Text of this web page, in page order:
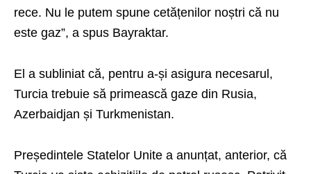
rece. Nu le putem spune cetățenilor noștri că nu
este gaz”, a spus Bayraktar.
El a subliniat că, pentru a-și asigura necesarul,
Turcia trebuie să primească gaze din Rusia,
Azerbaidjan și Turkmenistan.
Președintele Statelor Unite a anunțat, anterior, că